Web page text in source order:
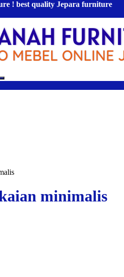
! best quality Jepara furniture
minimalis